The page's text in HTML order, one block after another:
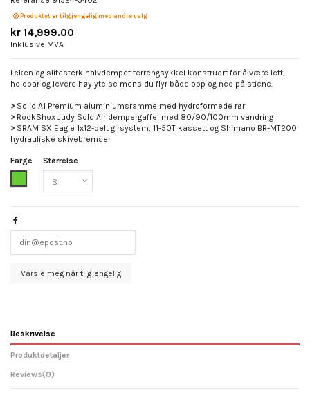
Produktet er tilgjengelig med andre valg
kr 14,999.00
Inklusive MVA
Leken og slitesterk halvdempet terrengsykkel konstruert for å være lett,
holdbar og levere høy ytelse mens du flyr både opp og ned på stiene.
> Solid A1 Premium aluminiumsramme med hydroformede rør
> RockShox Judy Solo Air dempergaffel med 80/90/100mm vandring
> SRAM SX Eagle 1x12-delt girsystem, 11-50T kassett og Shimano BR-MT200
hydrauliske skivebremser
Farge
Størrelse
Beskrivelse
Produktdetaljer
Reviews(0)